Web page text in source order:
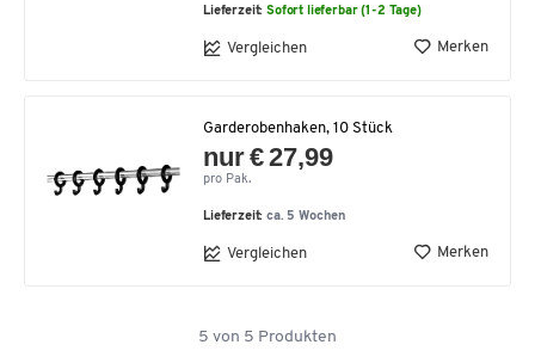
Lieferzeit:Sofort lieferbar (1-2 Tage)
Vergleichen Merken
Garderobenhaken, 10 Stück
nur € 27,99
pro Pak.
Lieferzeit:ca. 5 Wochen
Vergleichen Merken
5 von 5 Produkten